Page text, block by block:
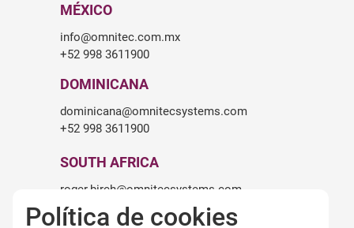
MÉXICO
info@omnitec.com.mx
+52 998 3611900
DOMINICANA
dominicana@omnitecsystems.com
+52 998 3611900
SOUTH AFRICA
roger.birch@omnitecsystems.com
+27 82 475 6545
Política de cookies